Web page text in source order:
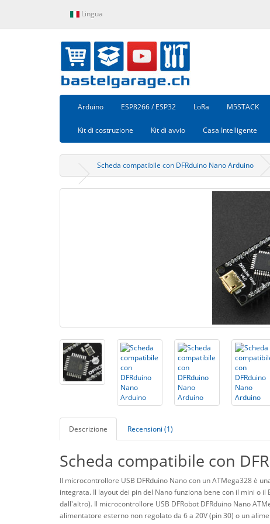
Lingua
Arduino ESP8266 / ESP32 LoRa M5STACK
Kit di costruzione Kit di avvio Casa Intelligente
Scheda compatibile con DFRduino Nano Arduino
Descrizione Recensioni (1)
Scheda compatibile con
Il microcontrollore USB DFRduino Nano con un ATMega328 è
integrata. Il layout dei pin del Nano funziona bene con il mini o il
dall'altro). Il microcontrollore USB DFRobot DFRduino Nano
alimentatore esterno non regolato da 6 a 20V (pin 30) o un